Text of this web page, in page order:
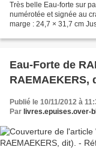
Très belle Eau-forte sur
numérotée et signée au
marge : 24,7 × 31,7 cm
Eau-Forte de
RAEMAEKERS,
Publié le 10/11/2012 à
Par livres.epuises.over-